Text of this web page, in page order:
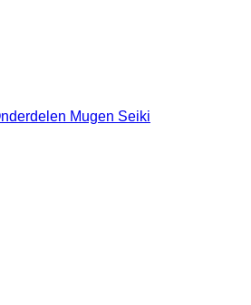
Mugen Seiki